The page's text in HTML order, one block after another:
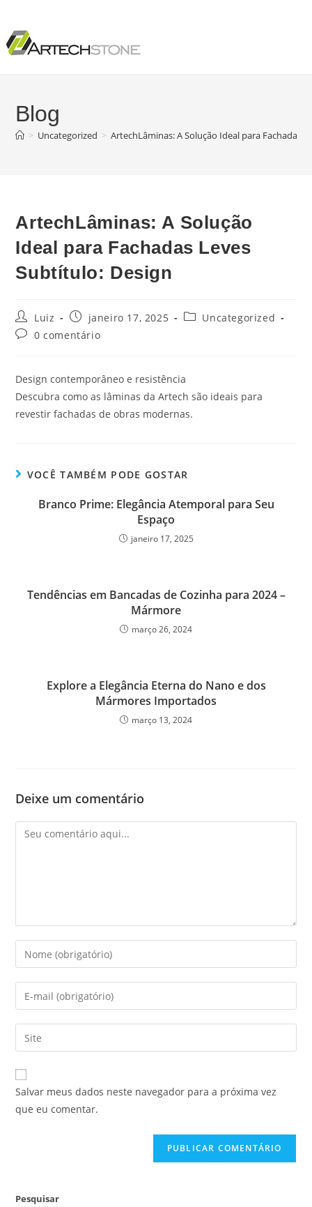
Blog
> Uncategorized > ArtechLâminas: A Solução Ideal para Fachadas
ArtechLâminas: A Solução
Ideal para Fachadas Leves
Subtítulo: Design
Luiz janeiro 17, 2025
Uncategorized
0 comentário
Design contemporâneo e resistência
Descubra como as lâminas da Artech são ideais para
revestir fachadas de obras modernas.
VOCÊ TAMBÉM PODE GOSTAR
Branco Prime: Elegância Atemporal para Seu
Espaço
janeiro 17, 2025
Tendências em Bancadas de Cozinha para 2024 –
Mármore
março 26, 2024
Explore a Elegância Eterna do Nano e dos
Mármores Importados
março 13, 2024
Deixe um comentário
Salvar meus dados neste navegador para a próxima vez
que eu comentar.
Pesquisar